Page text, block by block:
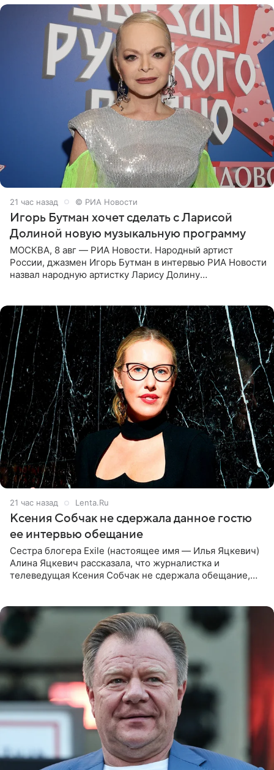
21 час назад © РИА Новости
Игорь Бутман хочет сделать с Ларисой
Долиной новую музыкальную программу
МОСКВА, 8 авг — РИА Новости. Народный артист
России, джазмен Игорь Бутман в интервью РИА Новости
назвал народную артистку Ларису Долину
21 час назад Lenta.Ru
Ксения Собчак не сдержала данное гостю
ее интервью обещание
Сестра блогера Exile (настоящее имя — Илья Яцкевич)
Алина Яцкевич рассказала, что журналистка и
телеведущая Ксения Собчак не сдержала обещание,